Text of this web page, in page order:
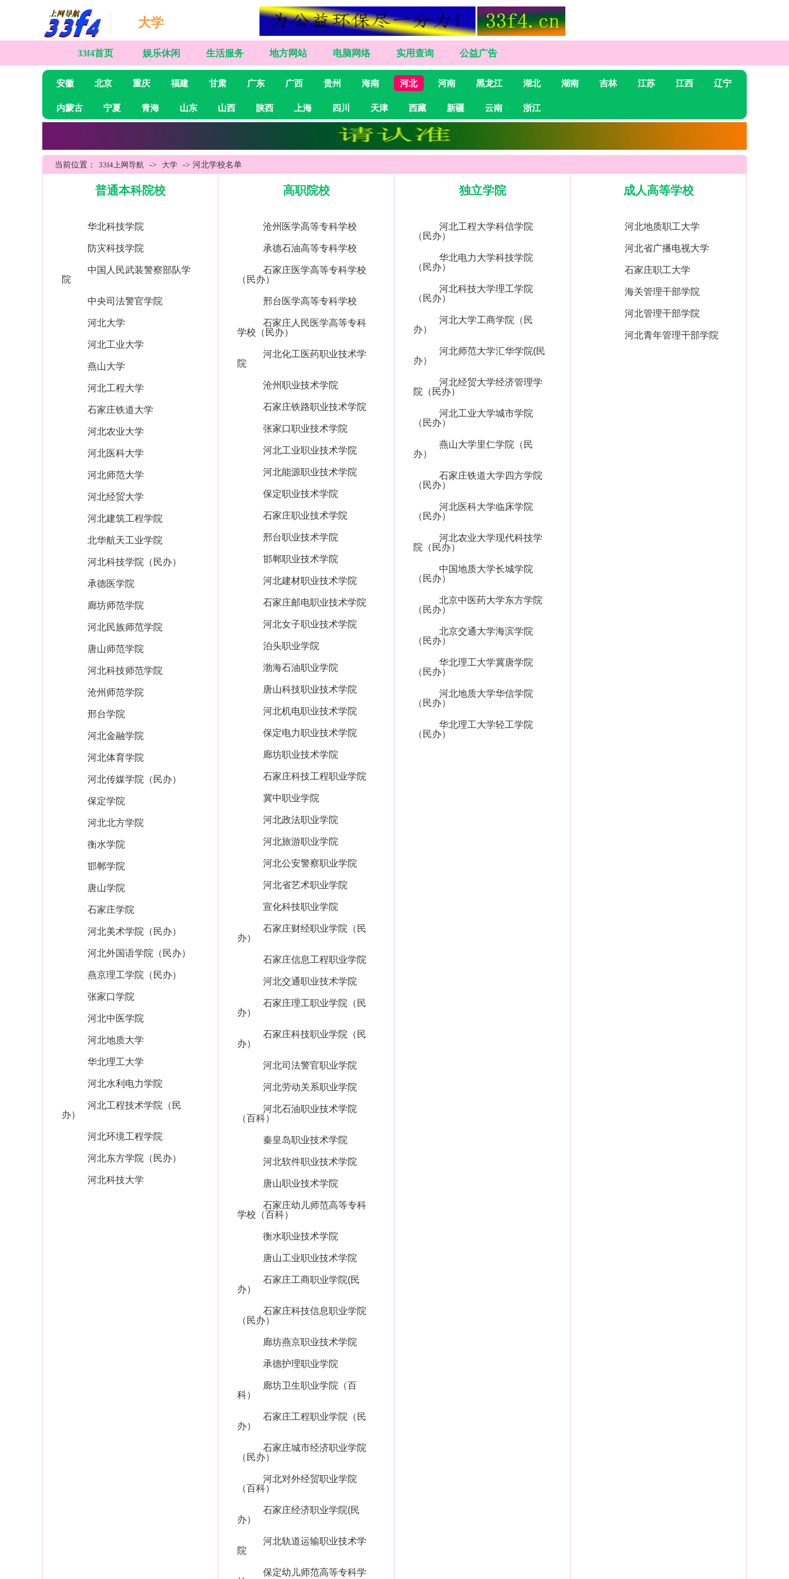
大学
33f4首页 娱乐休闲 生活服务 地方网站 电脑网络 实用查询 公益广告
安徽 北京 重庆 福建 甘肃 广东 广西 贵州 海南 河北 河南 黑龙江 湖北 湖南 吉林 江苏 江西 辽宁
内蒙古 宁夏 青海 山东 山西 陕西 上海 四川 天津 西藏 新疆 云南 浙江
当前位置： 33f4上网导航 -> 大学 -> 河北学校名单
普通本科院校 高职院校 独立学院 成人高等学校
华北科技学院
防灾科技学院
中国人民武装警察部队学
院
中央司法警官学院
河北大学
河北工业大学
燕山大学
河北工程大学
石家庄铁道大学
河北农业大学
河北医科大学
河北师范大学
河北经贸大学
河北建筑工程学院
北华航天工业学院
河北科技学院（民办）
承德医学院
廊坊师范学院
河北民族师范学院
唐山师范学院
河北科技师范学院
沧州师范学院
邢台学院
河北金融学院
河北体育学院
河北传媒学院（民办）
保定学院
河北北方学院
衡水学院
邯郸学院
唐山学院
石家庄学院
河北美术学院（民办）
河北外国语学院（民办）
燕京理工学院（民办）
张家口学院
河北中医学院
河北地质大学
华北理工大学
河北水利电力学院
河北工程技术学院（民
办）
河北环境工程学院
河北东方学院（民办）
河北科技大学
沧州医学高等专科学校
承德石油高等专科学校
石家庄医学高等专科学校
（民办）
邢台医学高等专科学校
石家庄人民医学高等专科
学校（民办）
河北化工医药职业技术学
院
沧州职业技术学院
石家庄铁路职业技术学院
张家口职业技术学院
河北工业职业技术学院
河北能源职业技术学院
保定职业技术学院
石家庄职业技术学院
邢台职业技术学院
邯郸职业技术学院
河北建材职业技术学院
石家庄邮电职业技术学院
河北女子职业技术学院
泊头职业学院
渤海石油职业学院
唐山科技职业技术学院
河北机电职业技术学院
保定电力职业技术学院
廊坊职业技术学院
石家庄科技工程职业学院
冀中职业学院
河北政法职业学院
河北旅游职业学院
河北公安警察职业学院
河北省艺术职业学院
宣化科技职业学院
石家庄财经职业学院（民
办）
石家庄信息工程职业学院
河北交通职业技术学院
石家庄理工职业学院（民
办）
石家庄科技职业学院（民
办）
河北司法警官职业学院
河北劳动关系职业学院
河北石油职业技术学院
（百科）
秦皇岛职业技术学院
河北软件职业技术学院
唐山职业技术学院
石家庄幼儿师范高等专科
学校（百科）
衡水职业技术学院
唐山工业职业技术学院
石家庄工商职业学院(民
办）
石家庄科技信息职业学院
（民办）
廊坊燕京职业技术学院
承德护理职业学院
廊坊卫生职业学院（百
科）
石家庄工程职业学院（民
办）
石家庄城市经济职业学院
（民办）
河北对外经贸职业学院
（百科）
石家庄经济职业学院(民
办）
河北轨道运输职业技术学
院
保定幼儿师范高等专科学
河北工程大学科信学院
（民办）
华北电力大学科技学院
（民办）
河北科技大学理工学院
（民办）
河北大学工商学院（民
办）
河北师范大学汇华学院(民
办）
河北经贸大学经济管理学
院（民办）
河北工业大学城市学院
（民办）
燕山大学里仁学院（民
办）
石家庄铁道大学四方学院
（民办）
河北医科大学临床学院
（民办）
河北农业大学现代科技学
院（民办）
中国地质大学长城学院
（民办）
北京中医药大学东方学院
（民办）
北京交通大学海滨学院
（民办）
华北理工大学冀唐学院
（民办）
河北地质大学华信学院
（民办）
华北理工大学轻工学院
（民办）
河北地质职工大学
河北省广播电视大学
石家庄职工大学
海关管理干部学院
河北管理干部学院
河北青年管理干部学院